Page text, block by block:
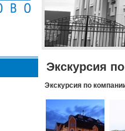
Экскурсия
Экскурсия по